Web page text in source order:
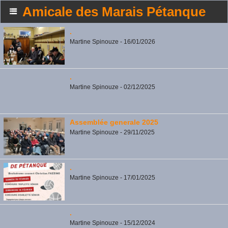
Amicale des Marais Pétanque
.
Martine Spinouze - 16/01/2026
.
Martine Spinouze - 02/12/2025
Assemblée generale 2025
Martine Spinouze - 29/11/2025
.
Martine Spinouze - 17/01/2025
.
Martine Spinouze - 15/12/2024